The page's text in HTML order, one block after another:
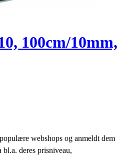
100cm/10mm,
webshops og anmeldt dem
deres prisniveau,